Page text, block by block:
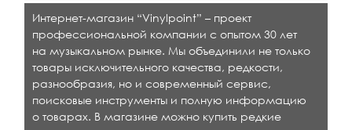
Интернет-магазин “Vinylpoint” – проект
профессиональной компании с опытом 30 лет
на музыкальном рынке. Мы объединили не только
товары исключительного качества, редкости,
разнообразия, но и современный сервис,
поисковые инструменты и полную информацию
о товарах. В магазине можно купить редкие